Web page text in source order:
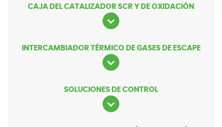
CAJA DEL CATALIZADOR SCR Y DE OXIDACIÓN
INTERCAMBIADOR TÉRMICO DE GASES DE ESCAPE
SOLUCIONES DE CONTROL